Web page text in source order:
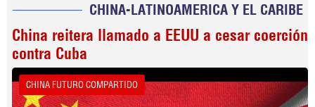
CHINA-LATINOAMERICA Y EL CARIBE
China reitera llamado a EEUU a cesar coerción
contra Cuba
CHINA FUTURO COMPARTIDO